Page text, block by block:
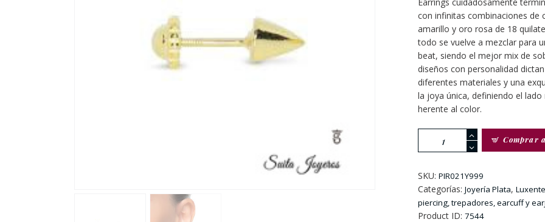
con infinitas combinaciones de
amarillo y oro rosa de 18
todo se vuelve a mezclar para
beat, siendo el mejor mix de
diseños con personalidad
diferentes materiales y una
la joya única, definiendo el
herente al color.
Piercing
Dorada
y
Circonitas
cantidad
Comprar
SKU: PIR021Y999
Categorías: Joyería Plata,
piercing, trepadores, earcuff y
Product ID: 7544